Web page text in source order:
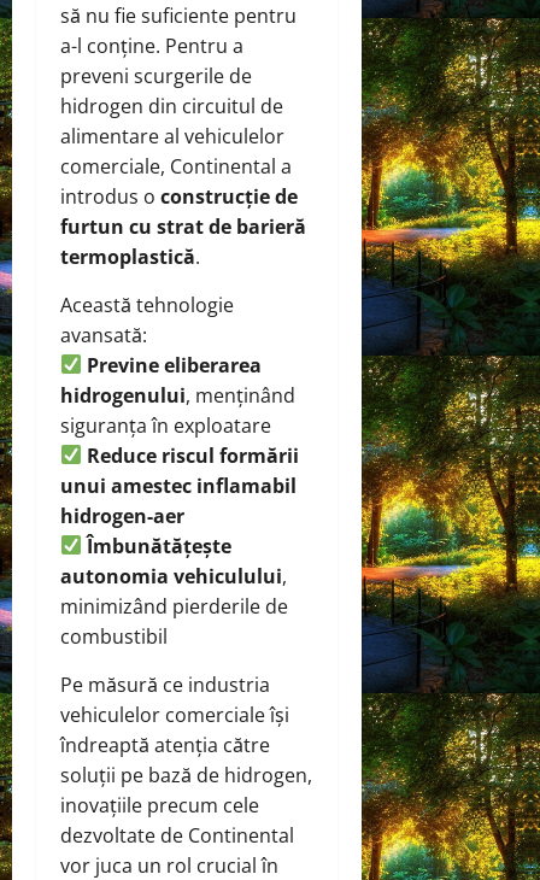
să nu fie suficiente pentru
a-l conține. Pentru a
preveni scurgerile de
hidrogen din circuitul de
alimentare al vehiculelor
comerciale, Continental a
introdus o construcție de
furtun cu strat de barieră
termoplastică.
Această tehnologie
avansată:
Previne eliberarea
hidrogenului, menținând
siguranța în exploatare
Reduce riscul formării
unui amestec inflamabil
hidrogen-aer
Îmbunătățește
autonomia vehiculului,
minimizând pierderile de
combustibil
Pe măsură ce industria
vehiculelor comerciale își
îndreaptă atenția către
soluții pe bază de hidrogen,
inovațiile precum cele
dezvoltate de Continental
vor juca un rol crucial în